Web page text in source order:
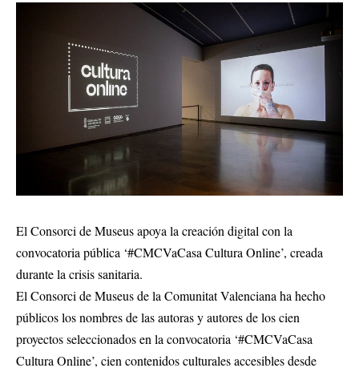
El Consorci de Museus apoya la creación digital con la
convocatoria pública ‘#CMCVaCasa Cultura Online’, creada
durante la crisis sanitaria.
El Consorci de Museus de la Comunitat Valenciana ha hecho
públicos los nombres de las autoras y autores de los cien
proyectos seleccionados en la convocatoria ‘#CMCVaCasa
Cultura Online’, cien contenidos culturales accesibles desde